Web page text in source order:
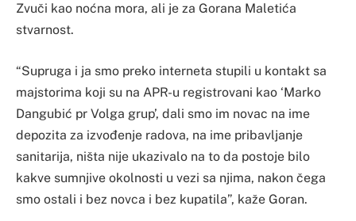
Zvuči kao noćna mora, ali je za Gorana Maletića
stvarnost.
“Supruga i ja smo preko interneta stupili u kontakt sa
majstorima koji su na APR-u registrovani kao ‘Marko
Dangubić pr Volga grup’, dali smo im novac na ime
depozita za izvođenje radova, na ime pribavljanje
sanitarija, ništa nije ukazivalo na to da postoje bilo
kakve sumnjive okolnosti u vezi sa njima, nakon čega
smo ostali i bez novca i bez kupatila”, kaže Goran.